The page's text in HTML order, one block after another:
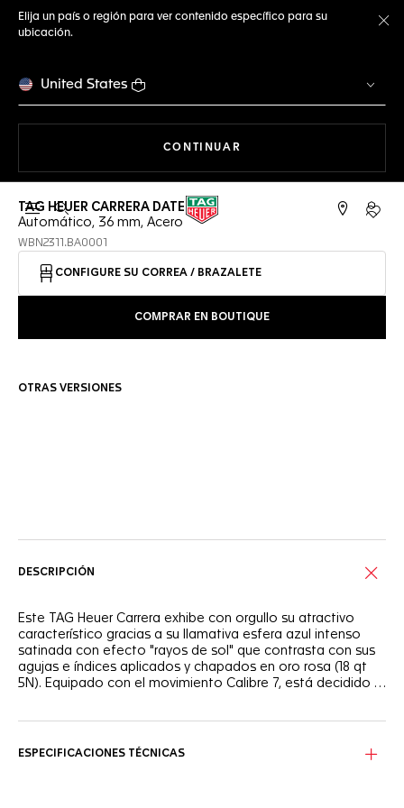
Elija un país o región para ver contenido específico para su
ubicación.
United States
CONTINUAR
Abrir el menú de búsqueda
TAG HEUER CARRERA DATE
Automático, 36 mm, Acero
WBN2311.BA0001
CONFIGURE SU CORREA / BRAZALETE
COMPRAR EN BOUTIQUE
OTRAS VERSIONES
DESCRIPCIÓN
Este TAG Heuer Carrera exhibe con orgullo su atractivo
característico gracias a su llamativa esfera azul intenso
satinada con efecto "rayos de sol" que contrasta con sus
agujas e índices aplicados y chapados en oro rosa (18 qt
5N). Equipado con el movimiento Calibre 7, está decidido a
convicción.
ESPECIFICACIONES TÉCNICAS